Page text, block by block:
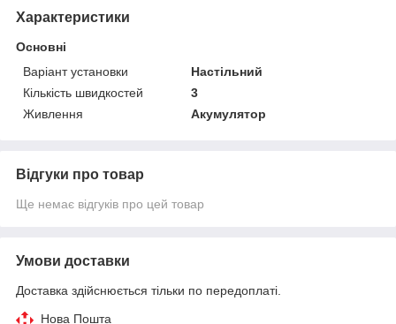
Характеристики
Основні
Варіант установки
Настільний
Кількість швидкостей
3
Живлення
Акумулятор
Відгуки про товар
Ще немає відгуків про цей товар
Умови доставки
Доставка здійснюється тільки по передоплаті.
Нова Пошта